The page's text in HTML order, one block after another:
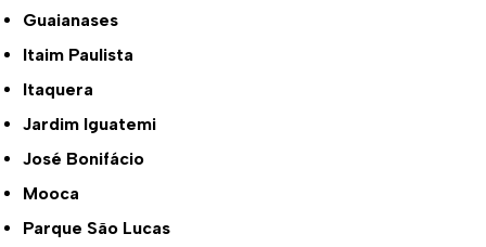
Guaianases
Itaim Paulista
Itaquera
Jardim Iguatemi
José Bonifácio
Mooca
Parque São Lucas